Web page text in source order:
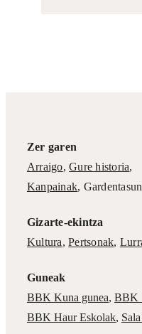
Zer garen
Arraigo,Gure historia,
Kanpainak,
Gizarte-ekintza
Kultura,Pertsonak,
Guneak
BBK Kuna gunea, BBK
BBK Haur Eskolak,